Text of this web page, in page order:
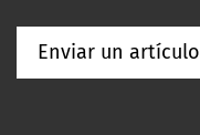
Enviar un artículo